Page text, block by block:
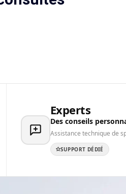
Experts
Des conseils
Assistance technique de
SUPPORT DÉDIÉ